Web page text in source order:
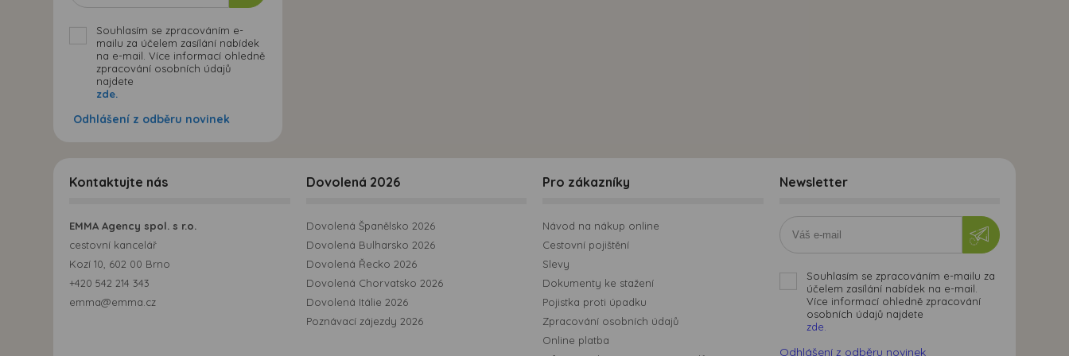
Souhlasím se zpracováním e-
mailu za účelem zasílání nabídek
na e-mail. Více informací ohledně
zpracování osobních údajů
najdete
zde.
Odhlášení z odběru novinek
Kontaktujte nás
EMMA Agency spol. s r.o.
cestovní kancelář
Kozí 10, 602 00 Brno
+420 542 214 343
emma@emma.cz
Dovolená 2026
Dovolená Španělsko 2026
Dovolená Bulharsko 2026
Dovolená Řecko 2026
Dovolená Chorvatsko 2026
Dovolená Itálie 2026
Poznávací zájezdy 2026
Pro zákazníky
Návod na nákup online
Cestovní pojištění
Slevy
Dokumenty ke stažení
Pojistka proti úpadku
Zpracování osobních údajů
Online platba
Newsletter
Souhlasím se zpracováním e-mailu za
účelem zasílání nabídek na e-mail.
Více informací ohledně zpracování
osobních údajů najdete
zde.
Odhlášení z odběru novinek